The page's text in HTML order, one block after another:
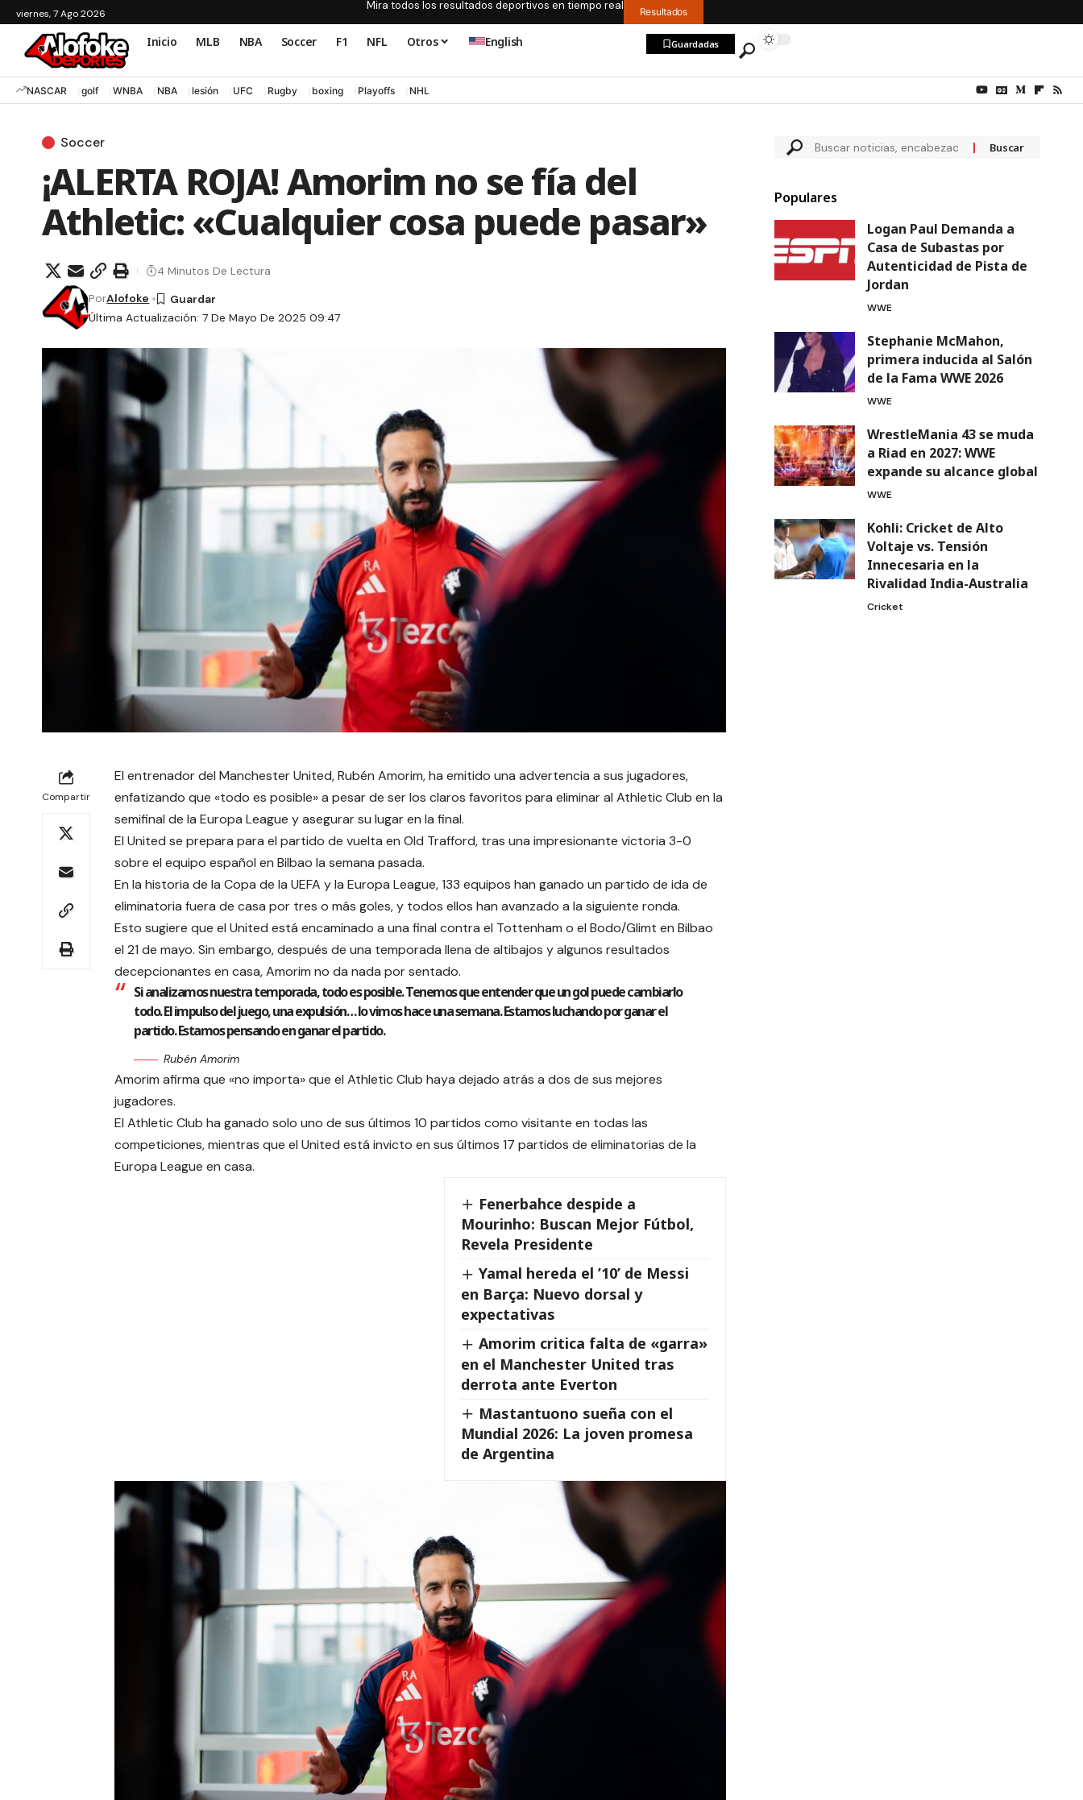
viernes, 7 Ago 2026
Mira todos los resultados deportivos en tiempo real Resultados
Inicio MLB NBA Soccer F1 NFL Otros English Guardadas
NASCAR golf WNBA NBA lesión UFC Rugby boxing Playoffs NHL
Soccer
¡ALERTA ROJA! Amorim no se fía del
Athletic: «Cualquier cosa puede pasar»
Última Actualización: 7 De Mayo De 2025 09:47
PorAlofoke
4 Minutos De Lectura
Compartir
El entrenador del Manchester United, Rubén Amorim, ha emitido una advertencia a sus jugadores,
enfatizando que «todo es posible» a pesar de ser los claros favoritos para eliminar al Athletic Club en la
semifinal de la Europa League y asegurar su lugar en la final.
El United se prepara para el partido de vuelta en Old Trafford, tras una impresionante victoria 3-0
sobre el equipo español en Bilbao la semana pasada.
En la historia de la Copa de la UEFA y la Europa League, 133 equipos han ganado un partido de ida de
eliminatoria fuera de casa por tres o más goles, y todos ellos han avanzado a la siguiente ronda.
Esto sugiere que el United está encaminado a una final contra el Tottenham o el Bodo/Glimt en Bilbao
el 21 de mayo. Sin embargo, después de una temporada llena de altibajos y algunos resultados
decepcionantes en casa, Amorim no da nada por sentado.
Si analizamos nuestra temporada, todo es posible. Tenemos que entender que un gol puede cambiarlo
todo. El impulso del juego, una expulsión… lo vimos hace una semana. Estamos luchando por ganar el
partido. Estamos pensando en ganar el partido.
Rubén Amorim
Amorim afirma que «no importa» que el Athletic Club haya dejado atrás a dos de sus mejores
jugadores.
El Athletic Club ha ganado solo uno de sus últimos 10 partidos como visitante en todas las
competiciones, mientras que el United está invicto en sus últimos 17 partidos de eliminatorias de la
Europa League en casa.
Fenerbahce despide a
Mourinho: Buscan Mejor Fútbol,
Revela Presidente
Yamal hereda el ’10’ de Messi
en Barça: Nuevo dorsal y
expectativas
Amorim critica falta de «garra»
en el Manchester United tras
derrota ante Everton
Mastantuono sueña con el
Mundial 2026: La joven promesa
de Argentina
Populares
Logan Paul Demanda a
Casa de Subastas por
Autenticidad de Pista de
Jordan
WWE
Stephanie McMahon,
primera inducida al Salón
de la Fama WWE 2026
WWE
WrestleMania 43 se muda
a Riad en 2027: WWE
expande su alcance global
WWE
Kohli: Cricket de Alto
Voltaje vs. Tensión
Innecesaria en la
Rivalidad India-Australia
Cricket